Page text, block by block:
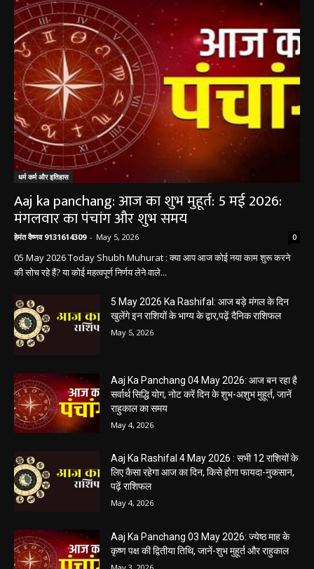
धर्म कर्म और इतिहास
Aaj ka panchang: आज का शुभ मुहूर्त: 5 मई 2026:
मंगलवार का पंचांग और शुभ समय
हेमंत वैष्णव 9131614309 May 5, 2026 0
05 May 2026 Today Shubh Muhurat : क्या आप आज कोई नया काम शुरू करने
की सोच रहे हैं? या कोई महत्वपूर्ण निर्णय लेने वाले...
5 May 2026 Ka Rashifal: आज बड़े मंगल के दिन
खुलेंगे इन राशियों के भाग्य के द्वार,पढ़ें दैनिक राशिफल
May 5, 2026
Aaj Ka Panchang 04 May 2026: आज बन रहा है
सर्वार्थ सिद्धि योग, नोट करें दिन के शुभ-अशुभ मुहूर्त, जानें
राहुकाल का समय
May 4, 2026
Aaj Ka Rashifal 4 May 2026 : सभी 12 राशियों के
लिए कैसा रहेगा आज का दिन, किसे होगा फायदा-नुकसान,
पढ़ें राशिफल
May 4, 2026
Aaj Ka Panchang 03 May 2026: ज्येष्ठ माह के
कृष्ण पक्ष की द्वितीया तिथि, जानें-शुभ मुहूर्त और राहुकाल
May 3, 2026